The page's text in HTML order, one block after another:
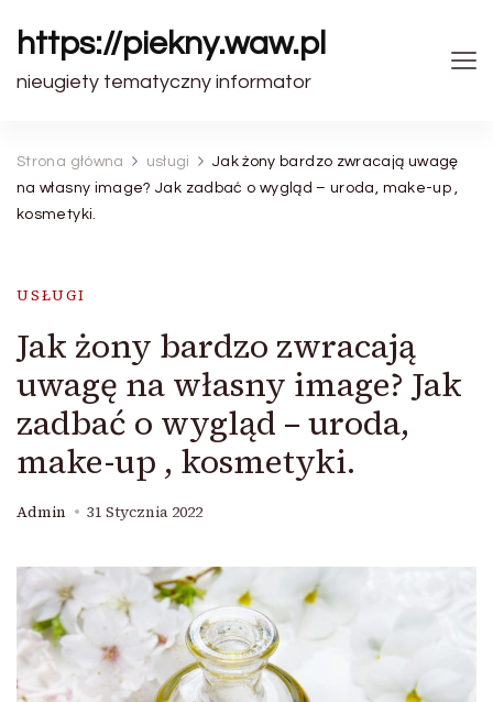
https://piekny.waw.pl
nieugiety tematyczny informator
Strona główna usługi
Jak żony bardzo zwracają uwagę
na własny image? Jak zadbać o wygląd – uroda, make-up ,
kosmetyki.
USŁUGI
Jak żony bardzo zwracają
uwagę na własny image? Jak
zadbać o wygląd – uroda,
make-up , kosmetyki.
Admin 31 Stycznia 2022